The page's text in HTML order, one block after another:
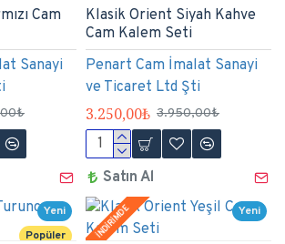
Sanayi
Cam
Penart Cam İmalat Sanayi
ve Ticaret Ltd Şti
Klasik Orient Siyah Kahve
Cam Kalem Seti
3.250,00₺ 3.950,00₺
Satın Al
Yeni
Popüler
Yeni
İNDİRİMDE